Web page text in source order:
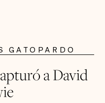
GATOPARDO
a David